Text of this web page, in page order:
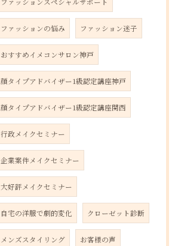
ファッションの悩み ファッション迷子
おすすめイメコンサロン神戸
顔タイプアドバイザー1級認定講座神戸
顔タイプアドバイザー1級認定講座関西
行政メイクセミナー
企業案件メイクセミナー
大好評メイクセミナー
自宅の洋服で劇的変化 クローゼット診断
メンズスタイリング お客様の声